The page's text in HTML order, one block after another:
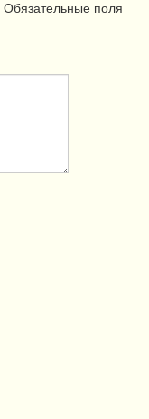
Обязательные поля